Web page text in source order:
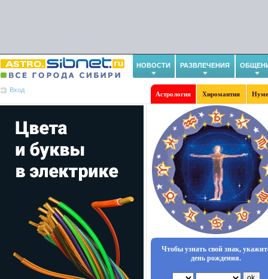
НОВОСТИ РАЗВЛЕЧЕНИЯ
Вход
Астрология Хиромантия
Чтобы узнать свой знак,
день рождения.